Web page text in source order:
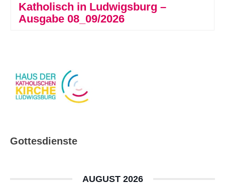
Katholisch in Ludwigsburg –
Ausgabe 08_09/2026
Gottesdienste
AUGUST 2026